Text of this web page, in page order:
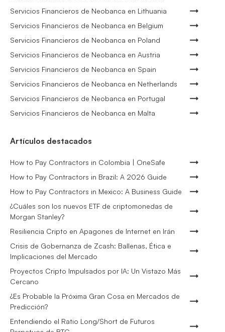
Servicios Financieros de Neobanca en Lithuania
Servicios Financieros de Neobanca en Belgium
Servicios Financieros de Neobanca en Poland
Servicios Financieros de Neobanca en Austria
Servicios Financieros de Neobanca en Spain
Servicios Financieros de Neobanca en Netherlands
Servicios Financieros de Neobanca en Portugal
Servicios Financieros de Neobanca en Malta
Artículos destacados
How to Pay Contractors in Colombia | OneSafe
How to Pay Contractors in Brazil: A 2026 Guide
How to Pay Contractors in Mexico: A Business Guide
¿Cuáles son los nuevos ETF de criptomonedas de
Morgan Stanley?
Resiliencia Cripto en Apagones de Internet en Irán
Crisis de Gobernanza de Zcash: Ballenas, Ética e
Implicaciones del Mercado
Proyectos Cripto Impulsados por IA: Un Vistazo Más
Cercano
¿Es Probable la Próxima Gran Cosa en Mercados de
Predicción?
Entendiendo el Ratio Long/Short de Futuros